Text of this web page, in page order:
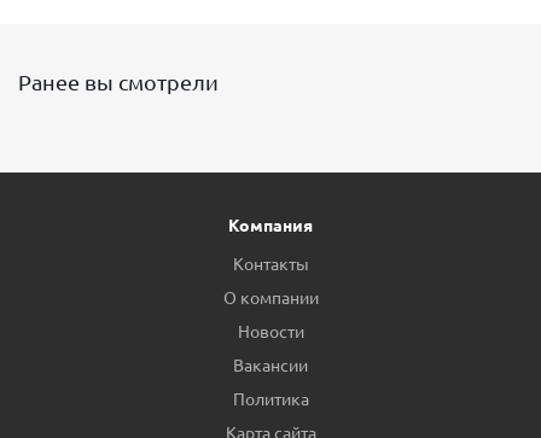
Ранее вы смотрели
Компания
Контакты
О компании
Новости
Вакансии
Политика
Карта сайта